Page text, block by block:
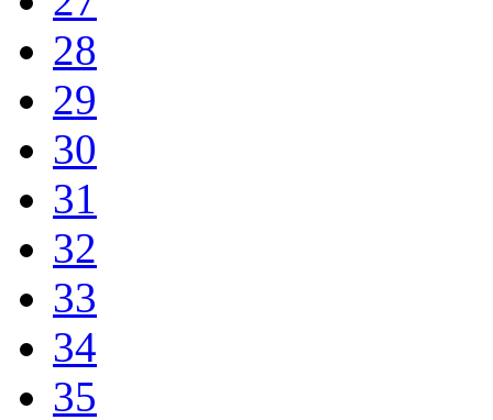
28
29
30
31
32
33
34
35